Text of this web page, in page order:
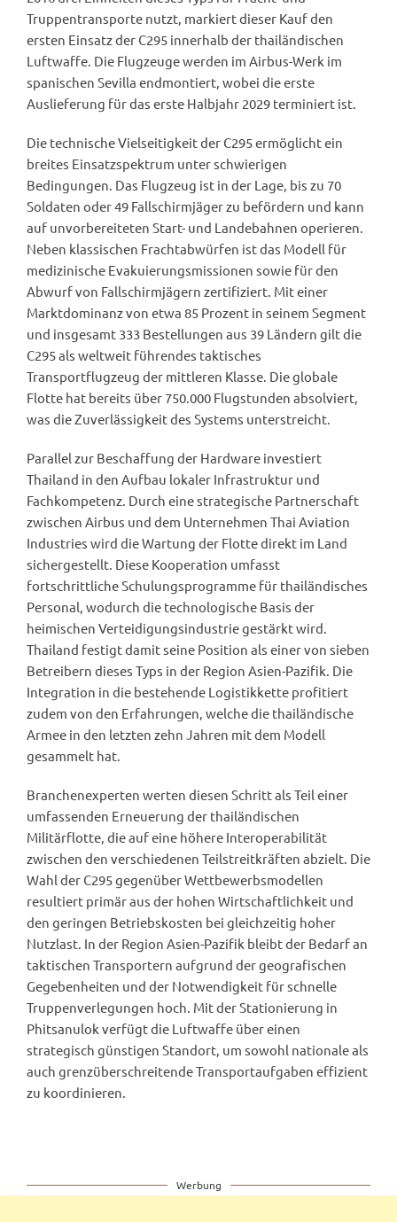
Truppentransporte nutzt, markiert dieser Kauf den
ersten Einsatz der C295 innerhalb der thailändischen
Luftwaffe. Die Flugzeuge werden im Airbus-Werk im
spanischen Sevilla endmontiert, wobei die erste
Auslieferung für das erste Halbjahr 2029 terminiert ist.
Die technische Vielseitigkeit der C295 ermöglicht ein
breites Einsatzspektrum unter schwierigen
Bedingungen. Das Flugzeug ist in der Lage, bis zu 70
Soldaten oder 49 Fallschirmjäger zu befördern und kann
auf unvorbereiteten Start- und Landebahnen operieren.
Neben klassischen Frachtabwürfen ist das Modell für
medizinische Evakuierungsmissionen sowie für den
Abwurf von Fallschirmjägern zertifiziert. Mit einer
Marktdominanz von etwa 85 Prozent in seinem Segment
und insgesamt 333 Bestellungen aus 39 Ländern gilt die
C295 als weltweit führendes taktisches
Transportflugzeug der mittleren Klasse. Die globale
Flotte hat bereits über 750.000 Flugstunden absolviert,
was die Zuverlässigkeit des Systems unterstreicht.
Parallel zur Beschaffung der Hardware investiert
Thailand in den Aufbau lokaler Infrastruktur und
Fachkompetenz. Durch eine strategische Partnerschaft
zwischen Airbus und dem Unternehmen Thai Aviation
Industries wird die Wartung der Flotte direkt im Land
sichergestellt. Diese Kooperation umfasst
fortschrittliche Schulungsprogramme für thailändisches
Personal, wodurch die technologische Basis der
heimischen Verteidigungsindustrie gestärkt wird.
Thailand festigt damit seine Position als einer von sieben
Betreibern dieses Typs in der Region Asien-Pazifik. Die
Integration in die bestehende Logistikkette profitiert
zudem von den Erfahrungen, welche die thailändische
Armee in den letzten zehn Jahren mit dem Modell
gesammelt hat.
Branchenexperten werten diesen Schritt als Teil einer
umfassenden Erneuerung der thailändischen
Militärflotte, die auf eine höhere Interoperabilität
zwischen den verschiedenen Teilstreitkräften abzielt. Die
Wahl der C295 gegenüber Wettbewerbsmodellen
resultiert primär aus der hohen Wirtschaftlichkeit und
den geringen Betriebskosten bei gleichzeitig hoher
Nutzlast. In der Region Asien-Pazifik bleibt der Bedarf an
taktischen Transportern aufgrund der geografischen
Gegebenheiten und der Notwendigkeit für schnelle
Truppenverlegungen hoch. Mit der Stationierung in
Phitsanulok verfügt die Luftwaffe über einen
strategisch günstigen Standort, um sowohl nationale als
auch grenzüberschreitende Transportaufgaben effizient
zu koordinieren.
Werbung